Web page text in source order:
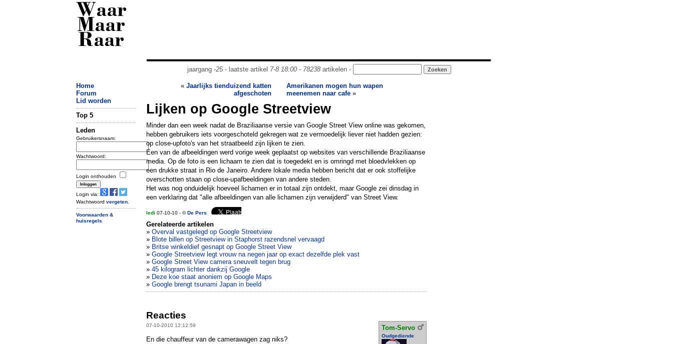
Waar
Maar
Raar
jaargang -25- laatste artikel 7-8 18:00- 78238artikelen -
Home
Forum
Lid worden
Top 5
Leden
Gebruikersnaam:
Wachtwoord:
Login onthouden
Login via:
Wachtwoord vergeten
Voorwaarden &
huisregels
« Jaarlijks tienduizend katten
afgeschoten
Amerikanen mogen hun wapen
meenemen naar cafe »
Lijken op Google Streetview
Minder dan een week nadat de Braziliaanse versie van Google Street View online was gekomen,
hebben gebruikers iets voorgeschoteld gekregen wat ze vermoedelijk liever niet hadden gezien:
op close-upfoto's van het straatbeeld zijn lijken te zien.
Een van de afbeeldingen werd vorige week geplaatst op websites van verschillende Braziliaanse
media. Op de foto is een lichaam te zien dat is toegedekt en is omringd met bloedvlekken op
een drukke straat in Rio de Janeiro. Andere lokale media hebben bericht dat er ook stoffelijke
overschotten staan op close-upafbeeldingen van andere steden.
Het was nog onduidelijk hoeveel lichamen er in totaal zijn ontdekt, maar Google zei dinsdag in
een verklaring dat "alle afbeeldingen van alle lichamen zijn verwijderd" van Street View.
ledi 07-10-10 - ©De Pers
Gerelateerde artikelen
» Overval vastgelegd op Google Streetview
» Blote billen op Streetview in Staphorst razendsnel vervaagd
» Britse winkeldief gesnapt op Google Street View
» Google Streetview legt vrouw na negen jaar op exact dezelfde plek vast
» Google Street View camera sneuvelt tegen brug
» 45 kilogram lichter dankzij Google
» Deze koe staat anoniem op Google Maps
» Google brengt tsunami Japan in beeld
Reacties
07-10-2010 12:12:59 Tom-Servo
Oudgediende
En die chauffeur van de camerawagen zag niks?